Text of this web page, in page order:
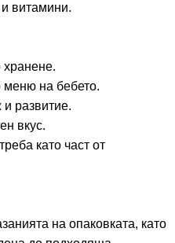
витамини.
хранене.
меню на бебето.
развитие.
вкус.
като част от
на опаковката, като